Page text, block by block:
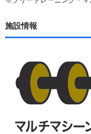
施設情報